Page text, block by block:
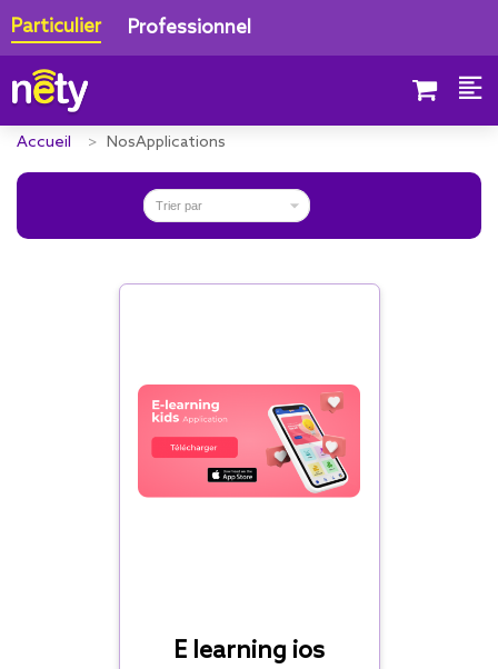
Particulier Professionnel
Accueil NosApplications
Trier par 
E learning ios